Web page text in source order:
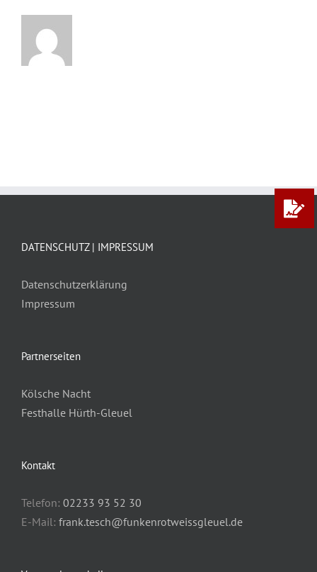
DATENSCHUTZ | IMPRESSUM
Datenschutzerklärung
Impressum
Partnerseiten
Kölsche Nacht
Festhalle Hürth-Gleuel
Kontakt
Telefon: 02233 93 52 30
E-Mail: frank.tesch@funkenrotweissgleuel.de